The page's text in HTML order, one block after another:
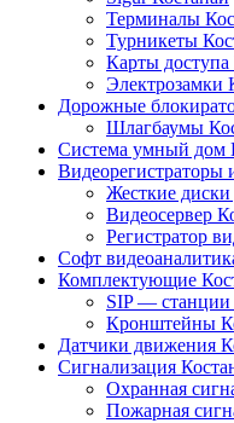
Терминалы
Турникеты
Карты доступа
Электрозамки
Дорожные
Шлагбаумы
Система умный дом
Видеорегистраторы
Жесткие
Видеосервер
Регистратор
Софт
Комплектующие
SIP — станции
Кронштейны
Датчики движения
Сигнализация
Охранная
Пожарная